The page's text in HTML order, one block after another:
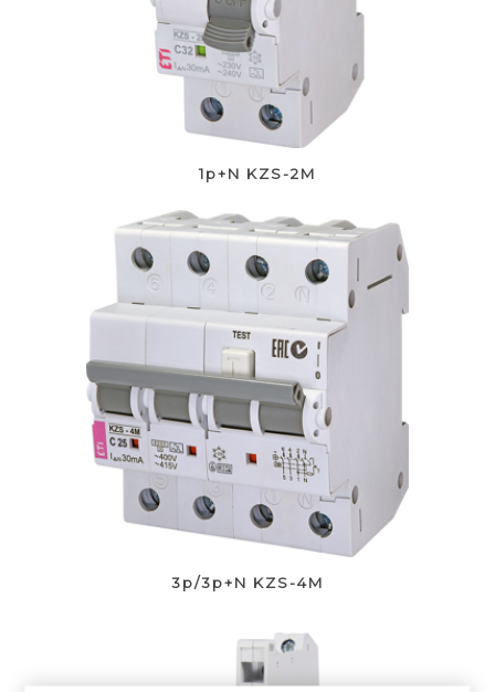
1p+N KZS-2M
3p/3p+N KZS-4M